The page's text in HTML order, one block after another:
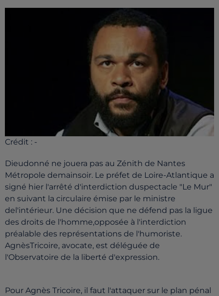
Crédit : -
Dieudonné ne jouera pas au Zénith de Nantes
Métropole demainsoir. Le préfet de Loire-Atlantique a
signé hier l'arrêté d'interdiction duspectacle "Le Mur"
en suivant la circulaire émise par le ministre
del'intérieur. Une décision que ne défend pas la ligue
des droits de l'homme,opposée à l'interdiction
préalable des représentations de l'humoriste.
AgnèsTricoire, avocate, est déléguée de
l'Observatoire de la liberté d'expression.
Pour Agnès Tricoire, il faut l'attaquer sur le plan pénal